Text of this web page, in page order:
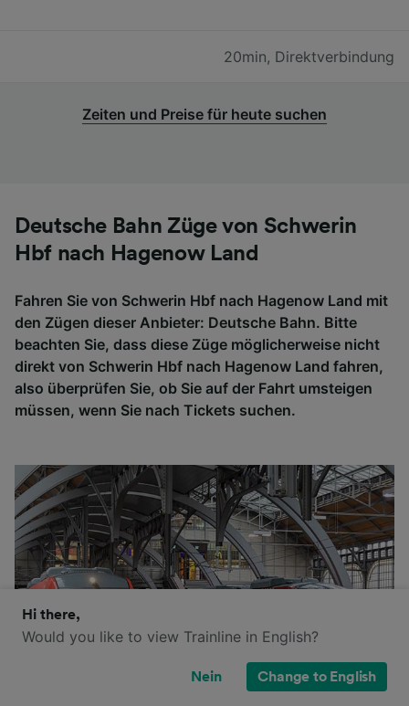
20min, Direktverbindung
Zeiten und Preise für heute suchen
Deutsche Bahn Züge von Schwerin
Hbf nach Hagenow Land
Fahren Sie von Schwerin Hbf nach Hagenow Land mit
den Zügen dieser Anbieter: Deutsche Bahn. Bitte
beachten Sie, dass diese Züge möglicherweise nicht
direkt von Schwerin Hbf nach Hagenow Land fahren,
also überprüfen Sie, ob Sie auf der Fahrt umsteigen
müssen, wenn Sie nach Tickets suchen.
Hi there,
Would you like to view Trainline in English?
Nein Change to English